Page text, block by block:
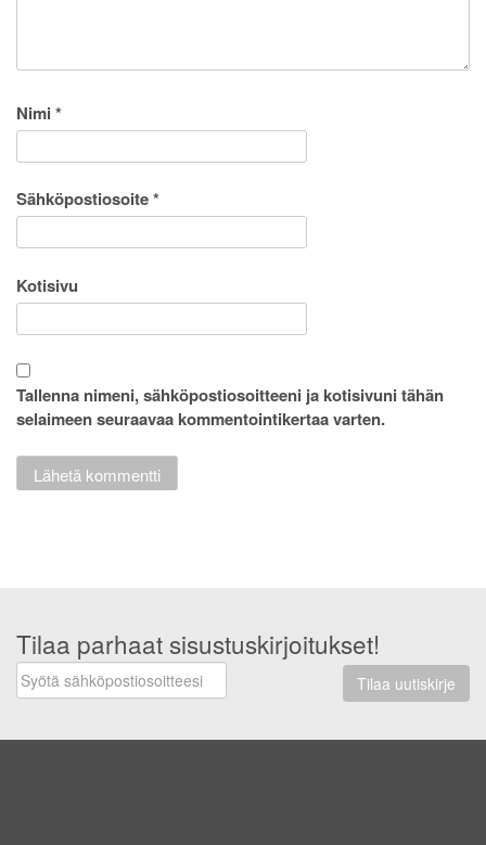
Nimi *
Sähköpostiosoite*
Kotisivu
Tallenna nimeni, sähköpostiosoitteeni ja kotisivuni tähän
selaimeen seuraavaa kommentointikertaa varten.
Tilaa parhaat sisustuskirjoitukset!
Tilaa uutiskirje